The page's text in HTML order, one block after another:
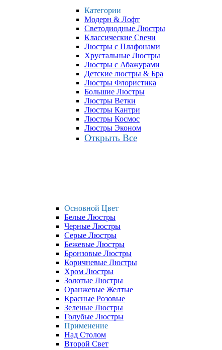
Категории
Модерн & Лофт
Светодиодные Люстры
Классические Свечи
Люстры с Плафонами
Хрустальные Люстры
Люстры с Абажурами
Детские люстры & Бра
Люстры Флористика
Большие Люстры
Люстры Ветки
Люстры Кантри
Люстры Космос
Люстры Эконом
Открыть Все
Основной Цвет
Белые Люстры
Черные Люстры
Серые Люстры
Бежевые Люстры
Бронзовые Люстры
Коричневые Люстры
Хром Люстры
Золотые Люстры
Оранжевые Желтые
Красные Розовые
Зеленые Люстры
Голубые Люстры
Применение
Над Столом
Второй Свет